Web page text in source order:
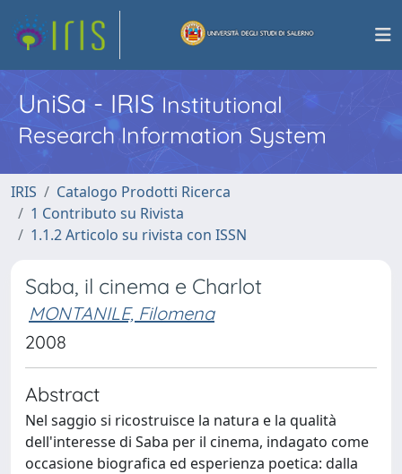
UniSa - IRISInstitutional
Research Information System
IRIS
Catalogo Prodotti Ricerca
1 Contributo su Rivista
1.1.2 Articolo su rivista con ISSN
Saba, il cinema e Charlot
MONTANILE, Filomena
2008
Abstract
Nel saggio si ricostruisce la natura e la qualità
dell'interesse di Saba per il cinema, indagato come
occasione biografica ed esperienza poetica: dalla